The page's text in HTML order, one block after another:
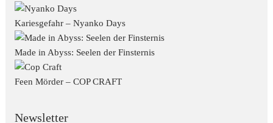
Kariesgefahr – Nyanko Days
Made in Abyss: Seelen der Finsternis
Feen Mörder – COP CRAFT
Newsletter